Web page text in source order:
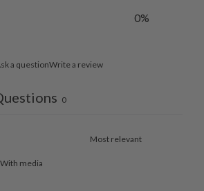
0%
a questionWrite a review
0
With media